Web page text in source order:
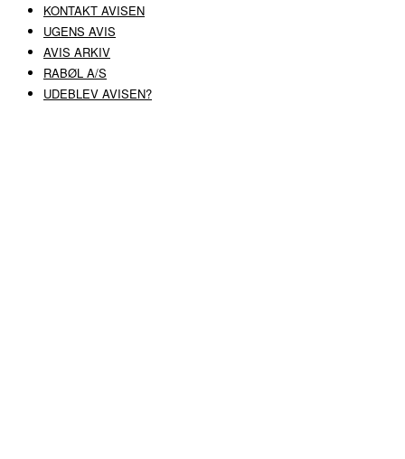
KONTAKT AVISEN
UGENS AVIS
AVIS ARKIV
RABØL A/S
UDEBLEV AVISEN?